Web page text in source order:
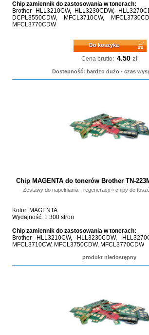
Chip zamiennik do zastosowania w tonerach:
Brother HLL3210CW, HLL3230CDW,
DCPL3550CDW, MFCL3710CW,
MFCL3770CDW
Do koszyka
Cena brutto: 4.50 zł
Dostępność: bardzo dużo - czas
Chip MAGENTA do tonerów Brother TN-
Zestawy do napełniania - regeneracji »chipy do
Kolor: MAGENTA
Wydajność: 1 300 stron
Chip zamiennik do zastosowania w tonerach:
Brother HLL3210CW, HLL3230CDW,
MFCL3710CW, MFCL3750CDW, MFCL3770CDW
produkt niedostępny